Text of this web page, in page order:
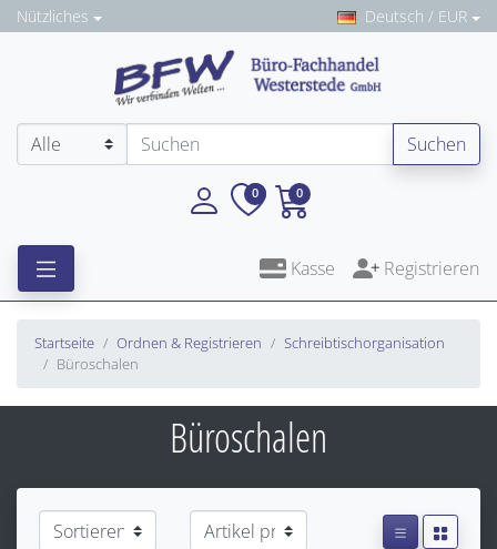
Nützliches Deutsch / EUR
Suchen
0 0
Kasse Registrieren
Startseite Ordnen & Registrieren
Schreibtischorganisation
Büroschalen
Büroschalen